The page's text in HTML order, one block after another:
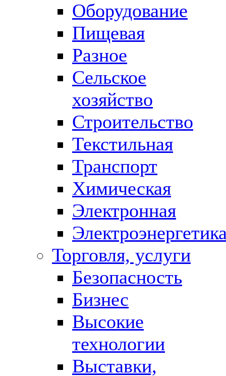
Оборудование
Пищевая
Разное
Сельское
хозяйство
Строительство
Текстильная
Транспорт
Химическая
Электронная
Торговля, услуги
Безопасность
Бизнес
Высокие
технологии
Выставки,